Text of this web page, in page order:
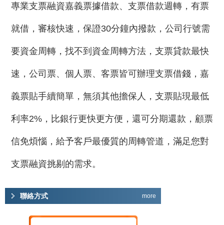
專業支票融資嘉義票據借款、支票借款週轉，有票
就借，審核快速，保證30分鐘內撥款，公司行號需
要資金周轉，找不到資金周轉方法，支票貸款最快
速，公司票、個人票、客票皆可辦理支票借錢，嘉
義票貼手續簡單，無須其他擔保人，支票貼現最低
利率2%，比銀行更快更方便，還可分期還款，顧票
信免煩惱，給予客戶最優質的周轉管道，滿足您對
支票融資挑剔的需求。
聯絡方式 more